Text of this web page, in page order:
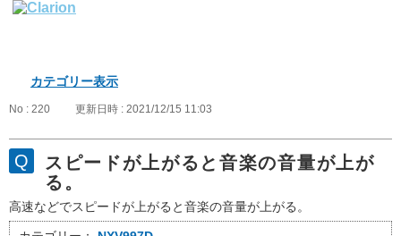
カテゴリー表示
No : 220 更新日時 : 2021/12/15 11:03
スピードが上がると音楽の音量が上が
る。
高速などでスピードが上がると音楽の音量が上がる。